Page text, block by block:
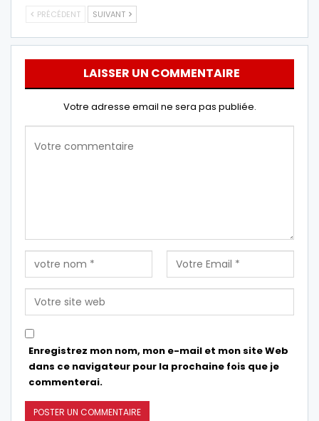
PRÉCÉDENT SUIVANT
LAISSER UN COMMENTAIRE
Votre adresse email ne sera pas publiée.
Enregistrez mon nom, mon e-mail et mon site Web
dans ce navigateur pour la prochaine fois que je
commenterai.